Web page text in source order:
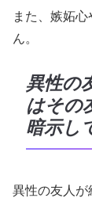
また、嫉妬
ん。
異性の
はその
暗示し
異性の友人が